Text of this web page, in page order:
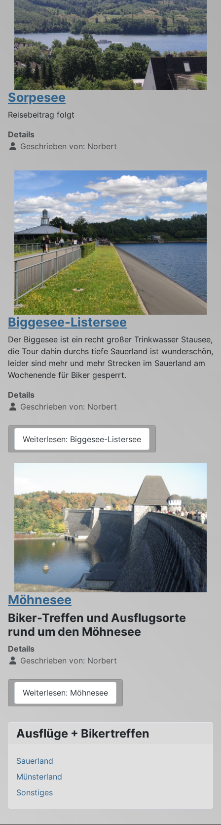
Ausflüge + Bikertreffen
Sauerland
Münsterland
Sonstiges
Sorpesee
Reisebeitrag folgt
Details
Geschrieben von: Norbert
Biggesee-Listersee
Der Biggesee ist ein recht großer Trinkwasser Stausee,
die Tour dahin durchs tiefe Sauerland ist wunderschön,
leider sind mehr und mehr Strecken im Sauerland am
Wochenende für Biker gesperrt.
Details
Geschrieben von: Norbert
Weiterlesen: Biggesee-Listersee
Möhnesee
Biker-Treffen und Ausflugsorte
rund um den Möhnesee
Details
Geschrieben von: Norbert
Weiterlesen: Möhnesee